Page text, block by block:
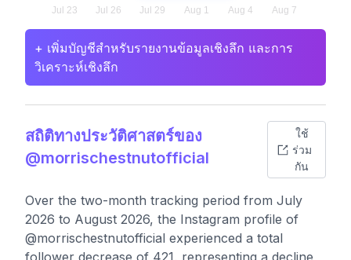
+ เพิ่มบัญชีสำหรับรายงานข้อมูลเชิงลึก และการ
วิเคราะห์เชิงลึก
สถิติทางประวัติศาสตร์ของ
@morrischestnutofficial
ใช้
ร่วม
กัน
Over the two-month tracking period from July
2026 to August 2026, the Instagram profile of
@morrischestnutofficial experienced a total
follower decrease of 421, representing a decline